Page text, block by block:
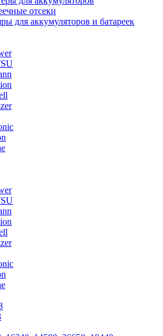
отсеки
для аккумуляторов и батареек